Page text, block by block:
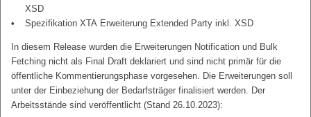
XSD
Spezifikation XTA Erweiterung Extended Party inkl. XSD
In diesem Release wurden die Erweiterungen Notification und Bulk
Fetching nicht als Final Draft deklariert und sind nicht primär für die
öffentliche Kommentierungsphase vorgesehen. Die Erweiterungen soll
unter der Einbeziehung der Bedarfsträger finalisiert werden. Der
Arbeitsstände sind veröffentlicht (Stand 26.10.2023):